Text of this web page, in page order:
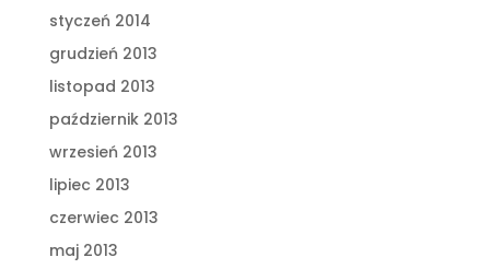
styczeń 2014
grudzień 2013
listopad 2013
październik 2013
wrzesień 2013
lipiec 2013
czerwiec 2013
maj 2013